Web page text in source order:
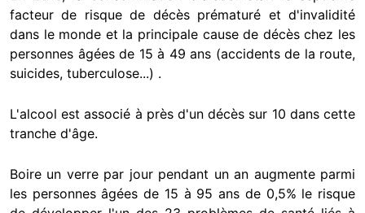
facteur de risque de décès prématuré et d'invalidité
dans le monde et la principale cause de décès chez les
personnes âgées de 15 à 49 ans (accidents de la route,
suicides, tuberculose...) .
L'alcool est associé à près d'un décès sur 10 dans cette
tranche d'âge.
Boire un verre par jour pendant un an augmente parmi
les personnes âgées de 15 à 95 ans de 0,5% le risque